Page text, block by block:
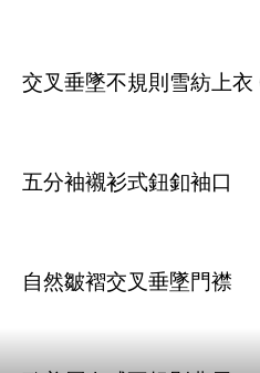
交叉垂墜不規則雪紡上衣
五分袖襯衫式鈕釦袖口
自然皺褶交叉垂墜門襟